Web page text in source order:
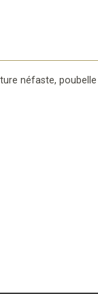
néfaste, poubelle